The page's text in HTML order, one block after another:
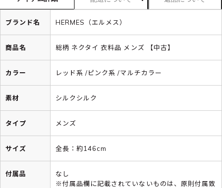
ブランド名 HERMES（エルメス）
商品名 総柄 ネクタイ 衣料品 メンズ 【中古】
カラー レッド系 /ピンク系 /マルチカラー
素材 シルクシルク
タイプ メンズ
サイズ 全長：約146cm
付属品
なし
※付属品欄に記載されていないものは、原則付属致